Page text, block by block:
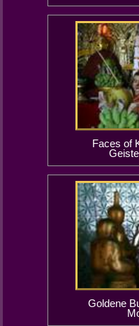
Faces of
Goldene